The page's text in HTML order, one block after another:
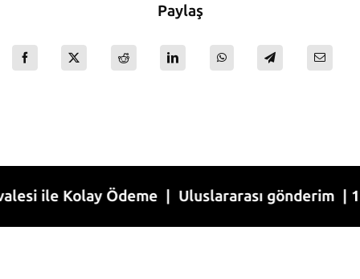
Paylaş
Kolay Ödeme | Uluslararası gönderim | 1-7